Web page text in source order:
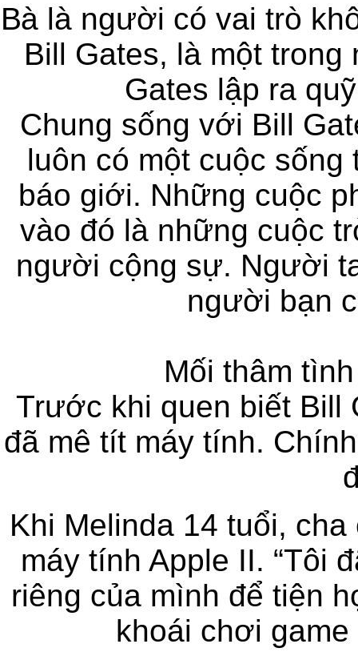
Bà là người có vai trò
Bill Gates, là một
Gates lập ra
Chung sống với Bill
luôn có một cuộc
báo giới. Những cuộc
vào đó là những cuộc
người cộng sự. Người
người bạn
Mối thâm
Trước khi quen biết Bill
đã mê tít máy tính.
Khi Melinda 14 tuổi,
máy tính Apple II. “Tôi
riêng của mình để tiện
khoái chơi